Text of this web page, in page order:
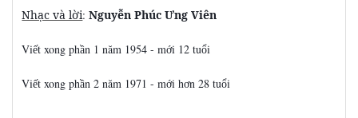
Nhạc và lời:Nguyễn Phúc Ưng Viên
Viết xong phần 1 năm 1954 - mới 12 tuổi
Viết xong phần 2 năm 1971 - mới hơn 28 tuổi